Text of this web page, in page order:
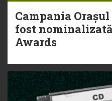
Campania
fost
Awards